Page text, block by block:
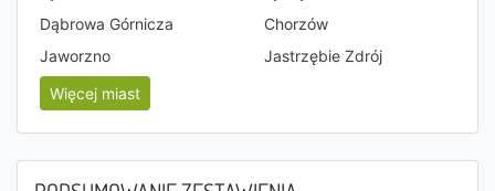
Dąbrowa Górnicza
Chorzów
Jaworzno
Jastrzębie Zdrój
Więcej miast